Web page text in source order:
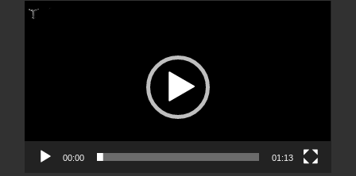
Reproductor
de
00:00 01:13